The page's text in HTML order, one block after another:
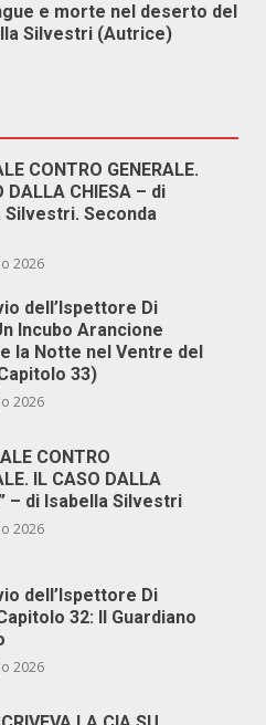
e morte nel deserto del
Silvestri (Autrice)
CONTRO GENERALE.
DALLA CHIESA – di
Silvestri. Seconda
2026
dell’Ispettore Di
Incubo Arancione
la Notte nel Ventre del
33)
2026
CONTRO
IL CASO DALLA
– di Isabella Silvestri
2026
dell’Ispettore Di
32: Il Guardiano
2026